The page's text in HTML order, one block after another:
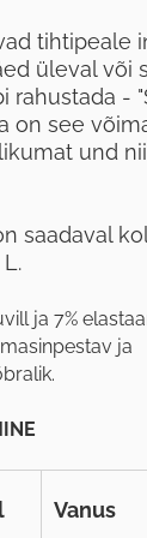
tihtipeale
üleval või
rahustada -
on see
und
saadaval
ja 7%
ja
Vanus